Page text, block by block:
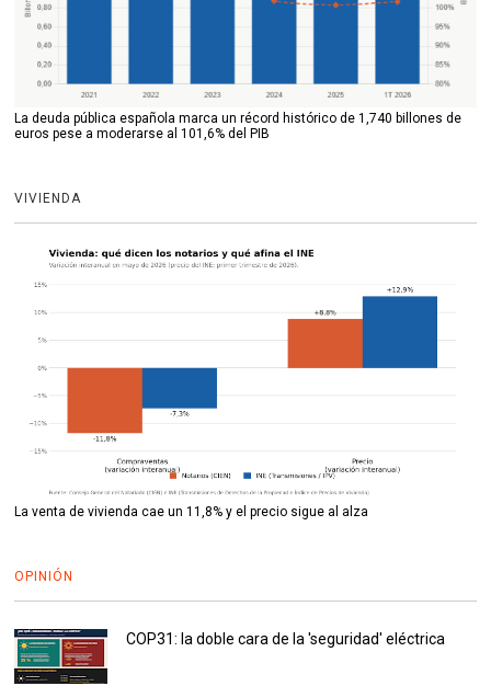
La deuda pública española marca un récord histórico de 1,740 billones de
euros pese a moderarse al 101,6% del PIB
VIVIENDA
La venta de vivienda cae un 11,8% y el precio sigue al alza
OPINIÓN
COP31: la doble cara de la 'seguridad' eléctrica